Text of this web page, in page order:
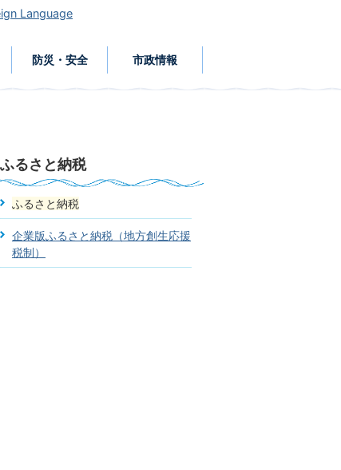
Language
防災・安全 市政情報
ふるさと納税
ふるさと納税
企業版ふるさと納税（地方創生応援
税制）